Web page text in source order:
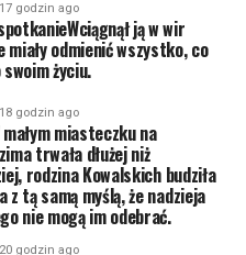
17 godzin ago
ją w wir
odmienić wszystko, co
życiu.
18 godzin ago
miasteczku na
trwała dłużej niż
rodzina Kowalskich budziła
z tą samą myślą, że nadzieja
nie mogą im odebrać.
20 godzin ago